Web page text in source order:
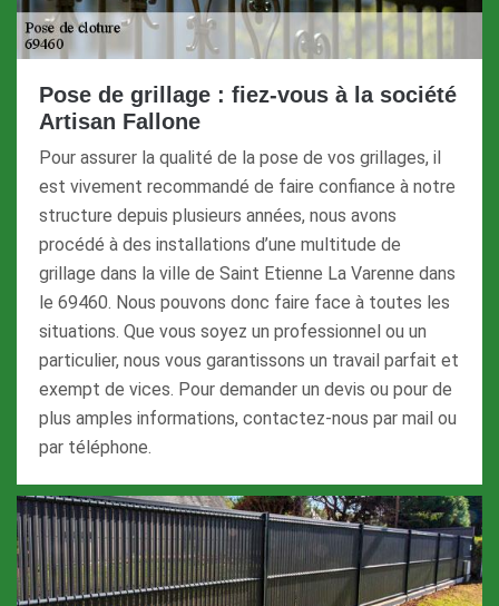
Pose de grillage : fiez-vous à la société
Artisan Fallone
Pour assurer la qualité de la pose de vos grillages, il
est vivement recommandé de faire confiance à notre
structure depuis plusieurs années, nous avons
procédé à des installations d’une multitude de
grillage dans la ville de Saint Etienne La Varenne dans
le 69460. Nous pouvons donc faire face à toutes les
situations. Que vous soyez un professionnel ou un
particulier, nous vous garantissons un travail parfait et
exempt de vices. Pour demander un devis ou pour de
plus amples informations, contactez-nous par mail ou
par téléphone.